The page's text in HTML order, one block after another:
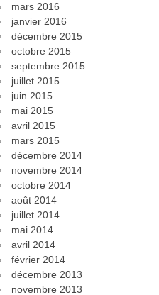
mars 2016
janvier 2016
décembre 2015
octobre 2015
septembre 2015
juillet 2015
juin 2015
mai 2015
avril 2015
mars 2015
décembre 2014
novembre 2014
octobre 2014
août 2014
juillet 2014
mai 2014
avril 2014
février 2014
décembre 2013
novembre 2013